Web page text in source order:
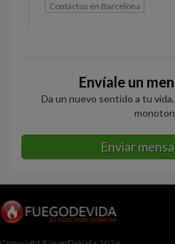
Contactos en Barcelona
Envíale un
Da un nuevo sentido a tu
Enviar